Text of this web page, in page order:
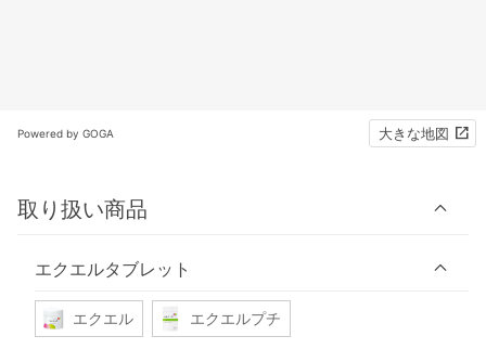
Powered by GOGA 大きな地図
取り扱い商品
エクエルタブレット
エクエル エクエルプチ